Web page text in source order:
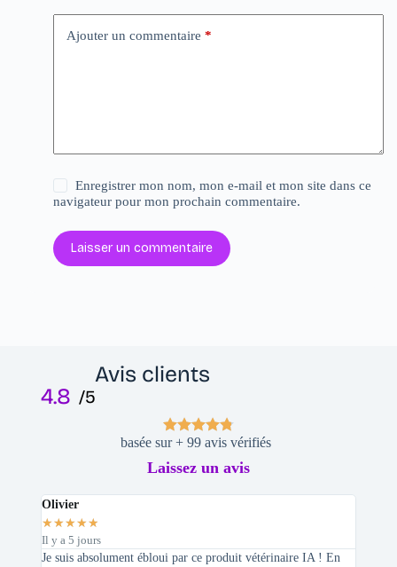
Ajouter un commentaire *
Enregistrer mon nom, mon e-mail et mon site dans ce
navigateur pour mon prochain commentaire.
Laisser un commentaire
Avis clients
4.8 /5
basée sur + 99 avis vérifiés
Laissez un avis
Olivier
★★★★★
Il y a 5 jours
Je suis absolument ébloui par ce produit vétérinaire IA ! En